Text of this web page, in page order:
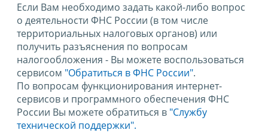
Если Вам необходимо задать какой-либо вопрос
о деятельности ФНС России (в том числе
территориальных налоговых органов) или
получить разъяснения по вопросам
налогообложения - Вы можете воспользоваться
сервисом "Обратиться в ФНС России".
По вопросам функционирования интернет-
сервисов и программного обеспечения ФНС
России Вы можете обратиться в "Службу
технической поддержки".